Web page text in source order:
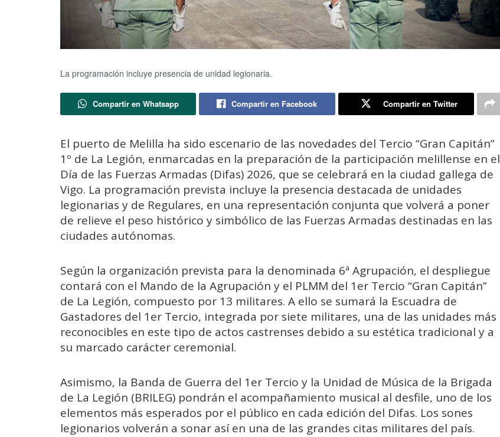
La programación incluye presencia de unidad legionaria.
Compartir en Whatsapp Compartir en Facebook Compartir en Twitter
El puerto de Melilla ha sido escenario de las novedades del Tercio “Gran Capitán”
1º de La Legión, enmarcadas en la preparación de la participación melillense en el
Día de las Fuerzas Armadas (Difas) 2026, que se celebrará en la ciudad gallega de
Vigo. La programación prevista incluye la presencia destacada de unidades
legionarias y de Regulares, en una representación conjunta que volverá a poner
de relieve el peso histórico y simbólico de las Fuerzas Armadas destinadas en las
ciudades autónomas.
Según la organización prevista para la denominada 6ª Agrupación, el despliegue
contará con el Mando de la Agrupación y el PLMM del 1er Tercio “Gran Capitán”
de La Legión, compuesto por 13 militares. A ello se sumará la Escuadra de
Gastadores del 1er Tercio, integrada por siete militares, una de las unidades más
reconocibles en este tipo de actos castrenses debido a su estética tradicional y a
su marcado carácter ceremonial.
Asimismo, la Banda de Guerra del 1er Tercio y la Unidad de Música de la Brigada
de La Legión (BRILEG) pondrán el acompañamiento musical al desfile, uno de los
elementos más esperados por el público en cada edición del Difas. Los sones
legionarios volverán a sonar así en una de las grandes citas militares del país.